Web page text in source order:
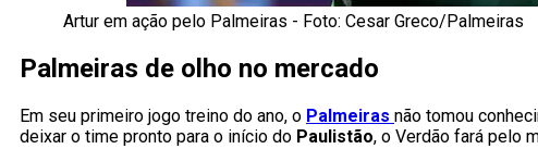
Artur em ação pelo Palmeiras - Foto: Cesar Greco/Palmeiras
Palmeiras de olho no mercado
Em seu primeiro jogo treino do ano, o Palmeiras não tomou
deixar o time pronto para o início do Paulistão, o Verdão fará pelo